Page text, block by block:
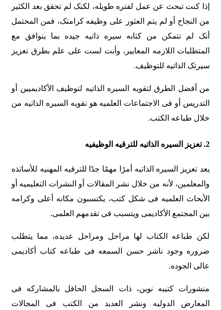
إذا کنت تبحث عن عمل لفتره طویله، لکنک لم تحقق بعد الکثیر
من النجاح أو لم یتم العثور على وظیفه کرامتک، فمن المحتمل
أنک لم تتمکن من کتابه سیره ذاتیه جیده بما یتوافق مع
المتطلبات اللازمه المعاییر، وأنت لست على علم بطرق تعزیز
سیرتک الذاتیه للتوظیف.
من أفضل الطرق لتقویه السیره الذاتیه لتوظیف الأکادیمیین أو
التدریس أو فی الاجتماعات العلمیه هو تقویه السیره الذاتیه من
خلال طباعه الکتب.
2. تعزیز السیره الذاتیه للترقیه الوظیفیه
یعد تعزیز السیره الذاتیه أمرًا مهمًا جدًا للترقیه المهنیه للأساتذه
والمعلمین، لأنه من خلال نشر المقالات أو النشرات التعلیمیه أو
الأبحاث العلمیه فی شکل کتب، یکتسبون مکانه أعلى وکرامه
بین المجتمع الأکادیمی ویتسبب فی تقدمهم العلمی.
لکن طباعه الکتاب لها مراحل ومراحل عدیده، مما یتطلب
ضروره وجود ناشر حسن السمعه فی طباعه کتاب أکادیمی
عالی الجوده.
منشورات کتیبه نوین، ذات السجل الحافل بالمشارکه فی
المعارض الدولیه ونشر العدید من الکتب فی المجالات